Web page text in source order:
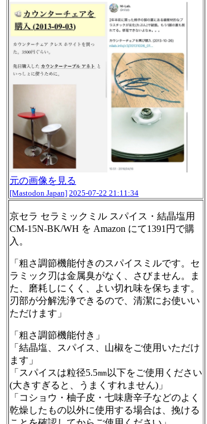
元の画像を見る
[Mastodon Japan] 2025-07-22 21:11:34
京セラ セラミックミル スパイス・結晶塩用
CM-15N-BK/WH を Amazon にて1391円で購
入。
「粗さ調節機能付きのスパイスミルです。セ
ラミック刃は金属臭がなく、さびません。ま
た、磨耗しにくく、よい切れ味を保ちます。
刃部が分解洗浄できるので、清潔にお使いい
ただけます」
「粗さ調節機能付き」
「結晶塩、スパイス、山椒をご使用いただけ
ます」
「スパイスは粒径5.5㎜以下をご使用ください
(大きすぎると、うまくすれません)」
「コショウ・柚子皮・七味唐辛子などのよく
乾燥したもの以外に使用する場合は、挽ける